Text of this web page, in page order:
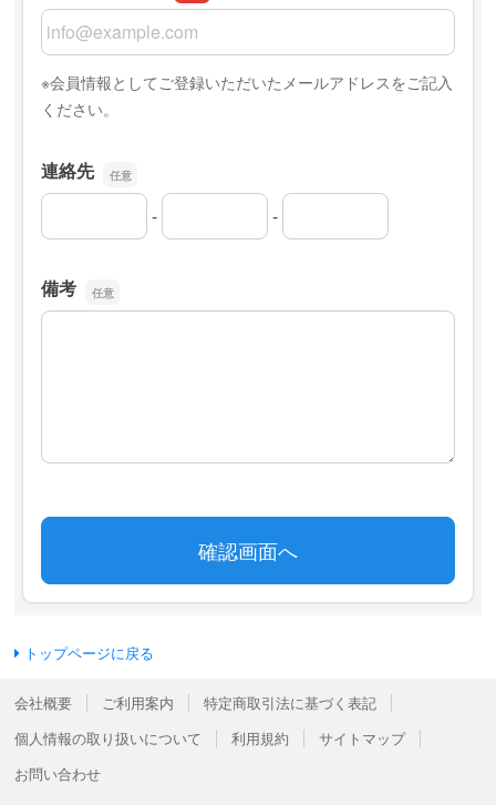
トップページに戻る
会社概要 ご利用案内
特定商取引法に基づく表記
個人情報の取り扱いについて
利用規約
サイトマップ
お問い合わせ